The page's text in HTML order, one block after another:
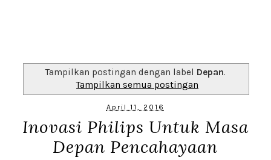
Tampilkan postingan dengan label Depan.
Tampilkan semua postingan
April 11, 2016
Inovasi Philips Untuk Masa
Depan Pencahayaan